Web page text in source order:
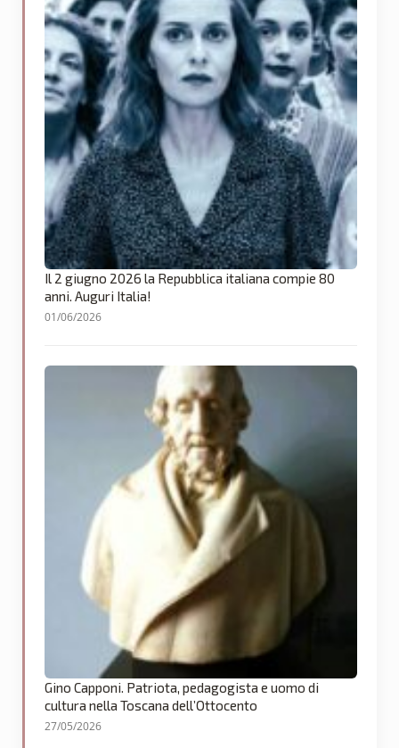
Il 2 giugno 2026 la Repubblica italiana compie 80
anni. Auguri Italia!
01/06/2026
Gino Capponi. Patriota, pedagogista e uomo di
cultura nella Toscana dell’Ottocento
27/05/2026